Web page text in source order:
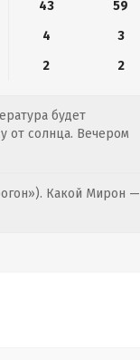
43
59
4
3
2 2
будет
от солнца. Вечером
Какой Мирон —